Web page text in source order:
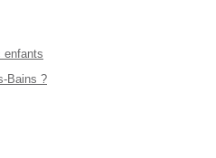
enfants
Bains ?